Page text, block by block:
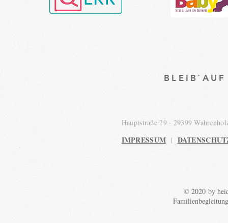
Hauptstraße 29 · 29399
IMPRESSUM |
© 2020 by